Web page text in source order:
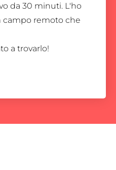
da 30 minuti. L'ho
campo remoto che
a trovarlo!